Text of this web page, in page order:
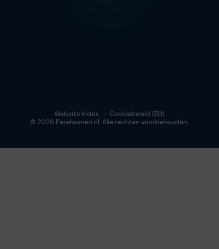
© 2026 Parelwonen.nl. Alle rechten voorbehouden.
Website Index Cookiebeleid (EU)